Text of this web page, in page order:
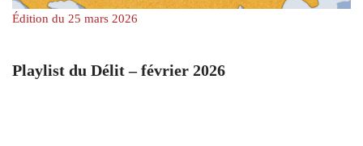
Édition du 25 mars 2026
Playlist du Délit – février 2026